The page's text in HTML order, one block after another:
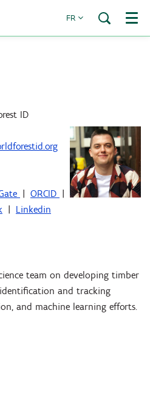
FR Menu
ID
ORCID
Linkedin
team on developing timber
and tracking
and machine learning efforts.